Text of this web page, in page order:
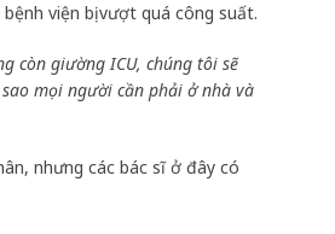
viện bị vượt quá công suất.
còn giường ICU, chúng tôi sẽ
mọi người cần phải ở nhà và
nhưng các bác sĩ ở đây có